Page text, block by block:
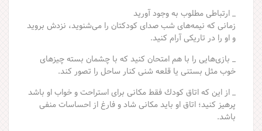
_ ارتباطی مطلوب به وجود آورید
زمانی كه نیمه‌های شب صدای كودكتان را می‌شنوید، نزدش بروید
و او را در تاریكی آرام كنید.
_ بازی‌هایی را با هم امتحان كنید كه با چشمان بسته چیزهای
خوب مثل بستنی یا قلعه شنی كنار ساحل را تصور كند.
_ از این‌ كه اتاق كودك فقط مكانی برای استراحت و خواب او باشد
پرهیز كنید؛ اتاق او باید مكانی شاد و فارغ از احساسات منفی
باشد.